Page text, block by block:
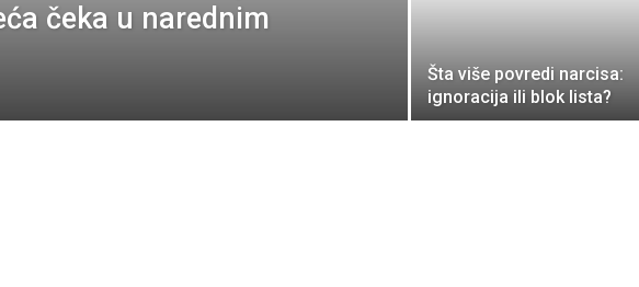
čeka u narednim
Šta više povredi narcisa:
ignoracija ili blok lista?